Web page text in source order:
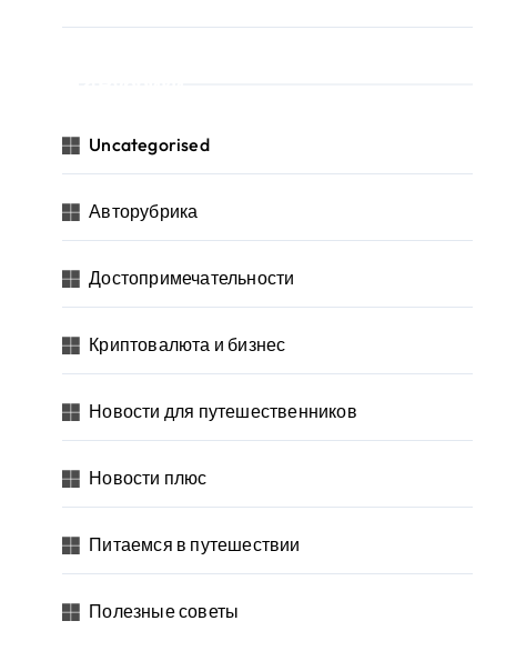
Uncategorised
Авторубрика
Достопримечательности
Криптовалюта и бизнес
Новости для путешественников
Новости плюс
Питаемся в путешествии
Полезные советы